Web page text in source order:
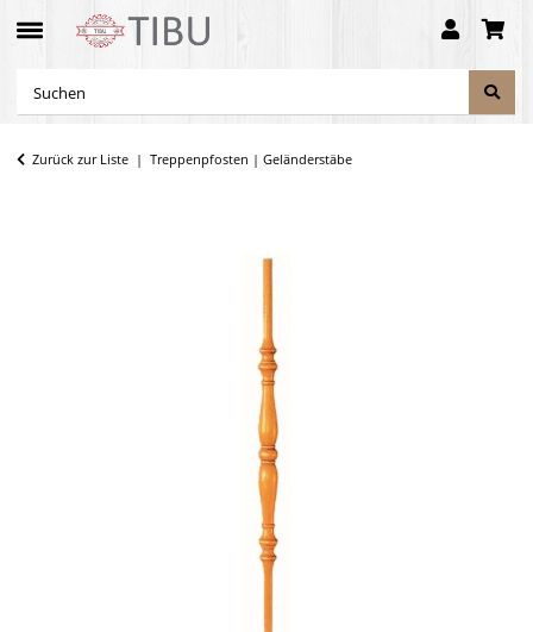
Zurück zur Liste Treppenpfosten | Geländerstäbe